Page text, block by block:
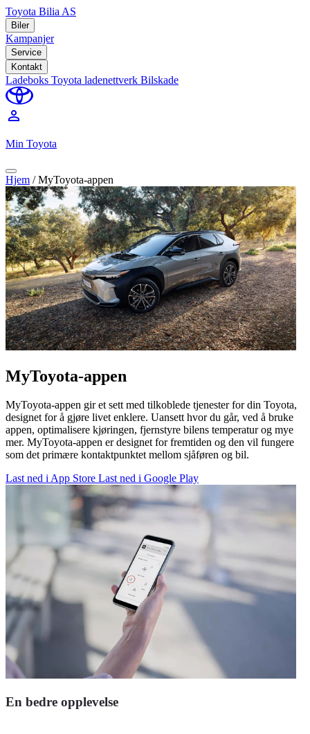
Toyota Bilia AS
Biler
Kampanjer
Service
Kontakt
Ladeboks Toyota ladenettverk Bilskade
perm_identity
Min Toyota
Hjem /MyToyota-appen
MyToyota-appen
MyToyota-appen gir et sett med tilkoblede tjenester for din Toyota,
designet for å gjøre livet enklere. Uansett hvor du går, ved å bruke
appen, optimalisere kjøringen, fjernstyre bilens temperatur og mye
mer. MyToyota-appen er designet for fremtiden og den vil fungere
som det primære kontaktpunktet mellom sjåføren og bil.
Last ned i App Store Last ned i Google Play
En bedre opplevelse